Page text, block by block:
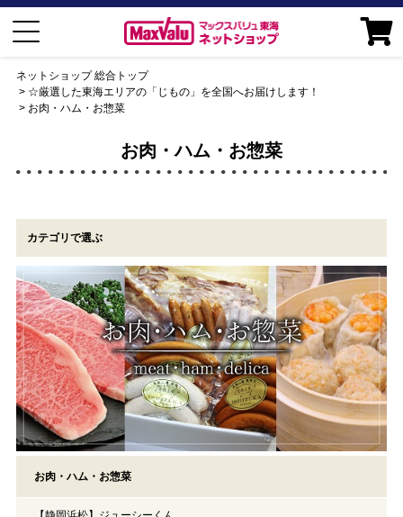
ネットショップ 総合トップ
☆厳選した東海エリアの「じもの」を全国へお届けします！
お肉・ハム・お惣菜
お肉・ハム・お惣菜
カテゴリで選ぶ
お肉・ハム・お惣菜